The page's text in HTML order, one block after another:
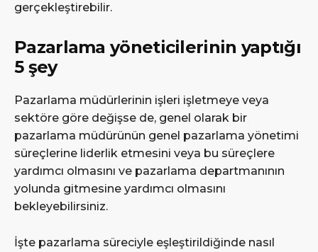
gerçekleştirebilir.
Pazarlama yöneticilerinin yaptığı
5 şey
Pazarlama müdürlerinin işleri işletmeye veya
sektöre göre değişse de, genel olarak bir
pazarlama müdürünün genel pazarlama yönetimi
süreçlerine liderlik etmesini veya bu süreçlere
yardımcı olmasını ve pazarlama departmanının
yolunda gitmesine yardımcı olmasını
bekleyebilirsiniz.
İşte pazarlama süreciyle eşleştirildiğinde nasıl